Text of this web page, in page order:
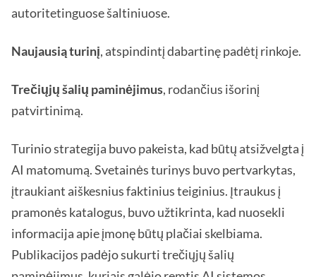
autoritetinguose šaltiniuose.
Naujausią turinį, atspindintį dabartinę padėtį rinkoje.
Trečiųjų šalių paminėjimus, rodančius išorinį
patvirtinimą.
Turinio strategija buvo pakeista, kad būtų atsižvelgta į
AI matomumą. Svetainės turinys buvo pertvarkytas,
įtraukiant aiškesnius faktinius teiginius. Įtraukus į
pramonės katalogus, buvo užtikrinta, kad nuosekli
informacija apie įmonę būtų plačiai skelbiama.
Publikacijos padėjo sukurti trečiųjų šalių